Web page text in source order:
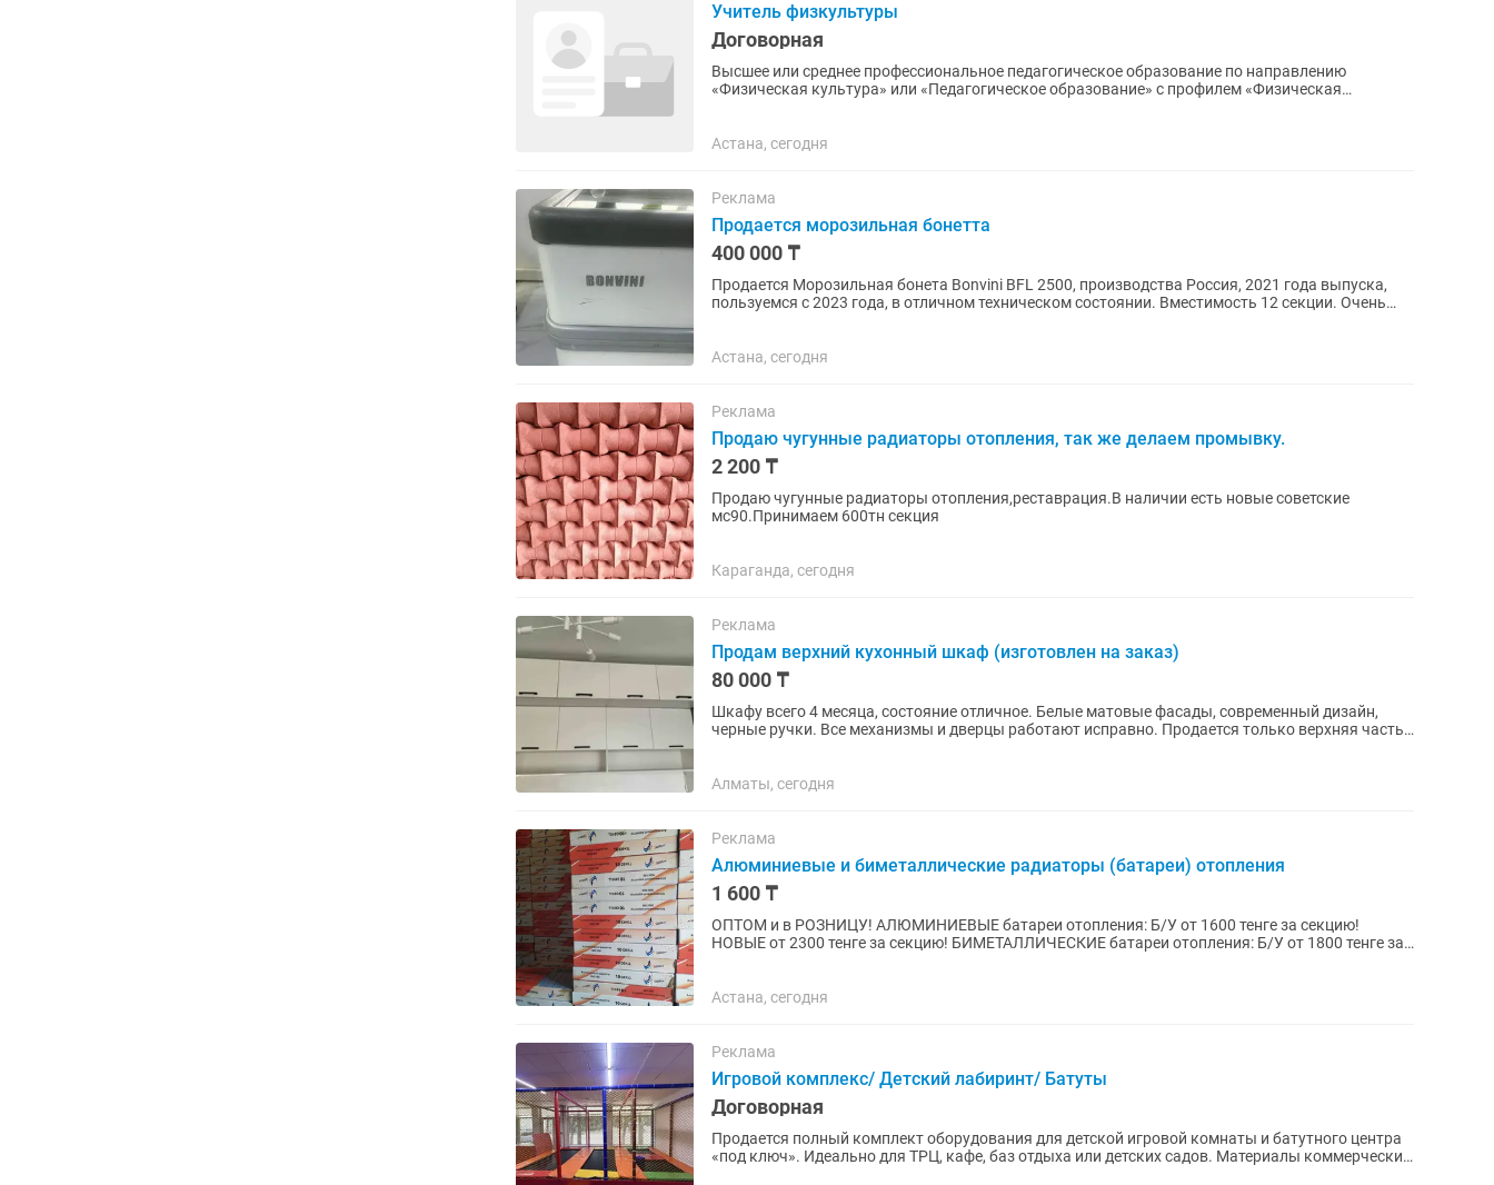
Учитель физкультуры
Договорная
Высшее или среднее профессиональное педагогическое образование по направлению
«Физическая культура» или «Педагогическое образование» с профилем «Физическая
Астана, сегодня
Реклама
Продается морозильная бонетта
400 000 ₸
Продается Морозильная бонета Bonvini BFL 2500, производства Россия, 2021 года выпуска,
пользуемся с 2023 года, в отличном техническом состоянии. Вместимость 12 секции. Очень
Астана, сегодня
Реклама
Продаю чугунные радиаторы отопления, так же делаем промывку.
2 200 ₸
Продаю чугунные радиаторы отопления,реставрация.В наличии есть новые советские
мс90.Принимаем 600тн секция
Караганда, сегодня
Реклама
Продам верхний кухонный шкаф (изготовлен на заказ)
80 000 ₸
Шкафу всего 4 месяца, состояние отличное. Белые матовые фасады, современный дизайн,
черные ручки. Все механизмы и дверцы работают исправно. Продается только верхняя часть
Алматы, сегодня
Реклама
Алюминиевые и биметаллические радиаторы (батареи) отопления
1 600 ₸
ОПТОМ и в РОЗНИЦУ! АЛЮМИНИЕВЫЕ батареи отопления: Б/У от 1600 тенге за секцию!
НОВЫЕ от 2300 тенге за секцию! БИМЕТАЛЛИЧЕСКИЕ батареи отопления: Б/У от 1800 тенге за
Астана, сегодня
Реклама
Игровой комплекс/ Детский лабиринт/ Батуты
Договорная
Продается полный комплект оборудования для детской игровой комнаты и батутного центра
«под ключ». Идеально для ТРЦ, кафе, баз отдыха или детских садов. Материалы коммерческие,